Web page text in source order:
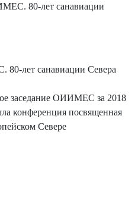
80-лет санавиации
лет санавиации Севера
заседание ОИИМЕС за 2018
конференция посвященная
Севере